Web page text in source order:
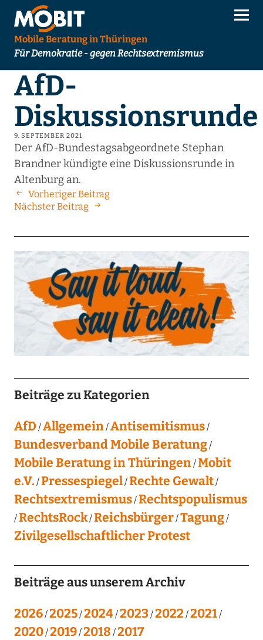
Mobile Beratung in Thüringen
Für Demokratie - gegen Rechtsextremismus
AfD-
Diskussionsrunde
9. SEPTEMBER 2021
Der AfD-Bundestagsabgeordnete Stephan
Brandner kündigte eine Diskussionsrunde in
Altenburg an.
Vorheriger Beitrag
Nächster Beitrag
Beiträge zu Kategorien
AfD Allgemein Antisemitismus
Bundesverband Mobile Beratung
Mobile Beratung in Thüringen Mobit
e.V. Pressespiegel Rechte Gewalt
Rechtsextremismus Rechtspopulismus
RechtsRock Reichsbürger Tagung
Zivilgesellschaftlicher Protest
Beiträge aus unserem Archiv
2026 2025 2024 2023 2022 2021
2020 2019 2018 2017